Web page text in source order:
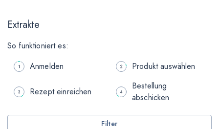
Extrakte
So funktioniert es:
Anmelden
Produkt auswählen
Rezept einreichen
Bestellung
abschicken
Filter